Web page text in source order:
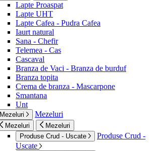
Lapte Proaspat
Lapte UHT
Lapte Cafea - Pudra Cafea
Iaurt natural
Sana - Chefir
Telemea - Cas
Cascaval
Branza de Vaci - Branza de burduf
Branza topita
Crema de branza - Mascarpone
Smantana
Unt
Mezeluri Mezeluri
Mezeluri
Mezeluri
Produse Crud - Uscate
Produse Crud -
Uscate